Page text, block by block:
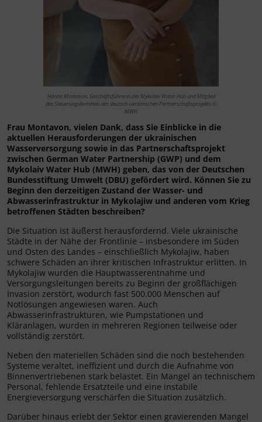
Hanna Montavon, Geschäftsführerin des Mykolaiv Water Hub und Mitglied
des Steuerungskomitees des deutsch-ukrainischen Partnerschaftsprojekts ©
MWH
Frau Montavon, vielen Dank, dass Sie Einblicke in die
aktuellen Herausforderungen der ukrainischen
Wasserversorgung sowie in das Partnerschaftsprojekt
zwischen German Water Partnership (GWP) und dem
Mykolaiv Water Hub (MWH) geben, das von der Deutschen
Bundesstiftung Umwelt (DBU) gefördert wird. Können Sie zu
Beginn den derzeitigen Zustand der Wasser- und
Abwasserinfrastruktur in Mykolajiw und anderen vom Krieg
betroffenen Städten beschreiben?
Die Situation ist äußerst herausfordernd. Viele ukrainische
Städte in der Nähe der Frontlinie – insbesondere im Süden
und Osten des Landes – einschließlich Mykolajiw, haben
schwere Schäden an ihrer kritischen Infrastruktur erlitten. In
Mykolajiw wurden die Hauptwasserentnahme und
Versorgungsleitungen bereits zu Beginn der großflächigen
Invasion zerstört, wodurch fast 500.000 Menschen auf
Notlösungen angewiesen waren. Auch
Abwasserinfrastrukturen, wie Pumpstationen und
Kläranlagen, wurden in mehreren Regionen teilweise oder
vollständig zerstört.
Neben den materiellen Schäden sind die noch bestehenden
Systeme veraltet, ineffizient und durch die Aufnahme von
Binnenvertriebenen stark belastet. Ein Mangel an technischem
Personal, fehlende Ersatzteile und eine instabile
Energieversorgung verschärfen die Situation zusätzlich.
Darüber hinaus erlebt der Sektor einen gravierenden Mangel